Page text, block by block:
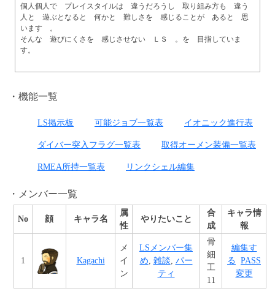
個人個人で　プレイスタイルは　違うだろうし　取り組み方も　違う
人と　遊ぶとなると　何かと　難しさを　感じることが　あると　思
います　。
そんな　遊びにくさを　感じさせない　ＬＳ　。を　目指していま
す。
機能一覧
LS掲示板 可能ジョブ一覧表 イオニック進行表
ダイバー突入フラグ一覧表 取得オーメン装備一覧表
RMEA所持一覧表 リンクシェル編集
メンバー一覧
No 顔 キャラ名
属
性
やりたいこと
合
成
キャラ情
報
1 Kagachi
メ
イ
ン
LSメンバー集
め, 雑談, パー
ティ
骨
細
工
11
編集す
る PASS
変更